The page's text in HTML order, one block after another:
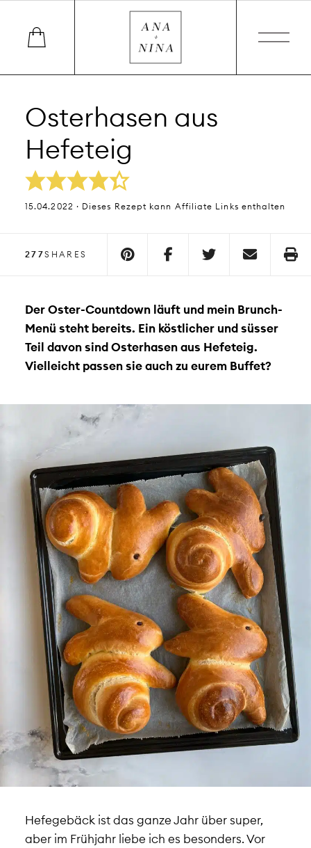
Osterhasen aus
Hefeteig
15.04.2022 · Dieses Rezept kann Affiliate Links enthalten
277SHARES
Der Oster-Countdown läuft und mein Brunch-
Menü steht bereits. Ein köstlicher und süsser
Teil davon sind Osterhasen aus Hefeteig.
Vielleicht passen sie auch zu eurem Buffet?
Hefegebäck ist das ganze Jahr über super,
aber im Frühjahr liebe ich es besonders. Vor